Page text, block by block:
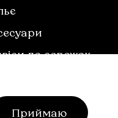
до сережок
сайту
Приймаю